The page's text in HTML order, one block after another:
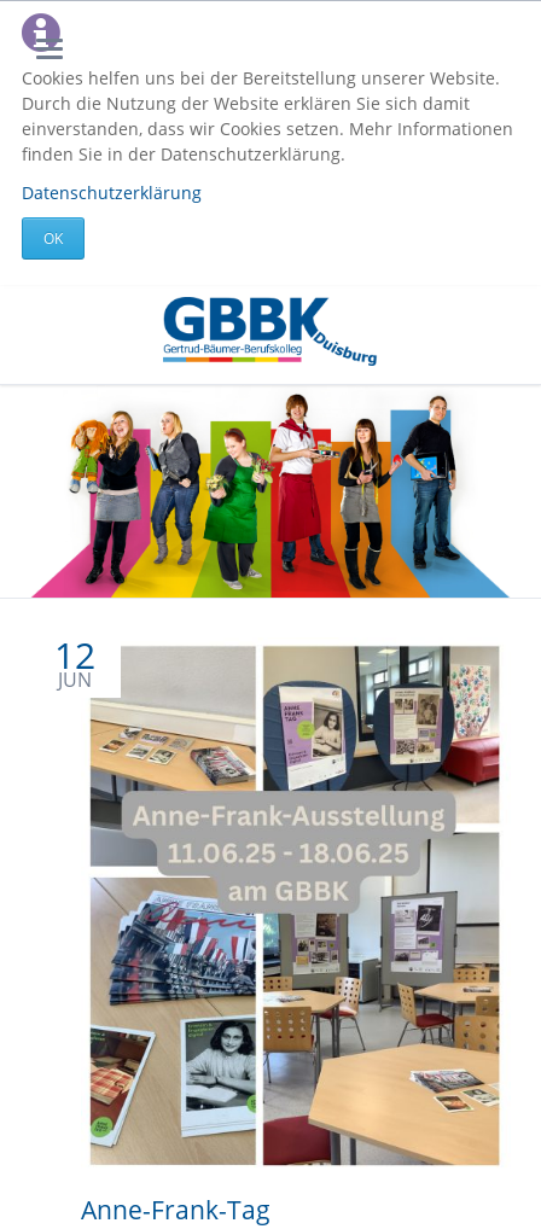
Cookies helfen uns bei der Bereitstellung unserer Website.
Durch die Nutzung der Website erklären Sie sich damit
einverstanden, dass wir Cookies setzen. Mehr Informationen
finden Sie in der Datenschutzerklärung.
Datenschutzerklärung
OK
12
JUN
Anne-Frank-Tag